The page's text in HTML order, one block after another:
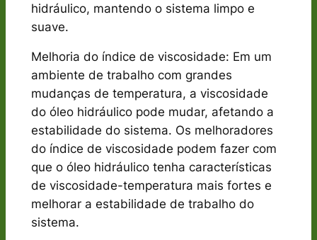
hidráulico, mantendo o sistema limpo e
suave.
Melhoria do índice de viscosidade: Em um
ambiente de trabalho com grandes
mudanças de temperatura, a viscosidade
do óleo hidráulico pode mudar, afetando a
estabilidade do sistema. Os melhoradores
do índice de viscosidade podem fazer com
que o óleo hidráulico tenha características
de viscosidade-temperatura mais fortes e
melhorar a estabilidade de trabalho do
sistema.